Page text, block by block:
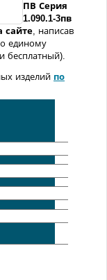
ПВ Серия
1.090.1-3пв
сайте, написав
единому
бесплатный).
изделий по